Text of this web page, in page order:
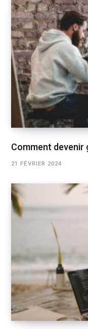
Comment devenir
21 FÉVRIER 2024